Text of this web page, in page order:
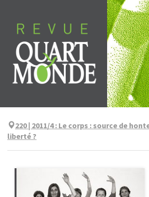
contenu
220 | 2011/4: Le corps : source de
liberté ?